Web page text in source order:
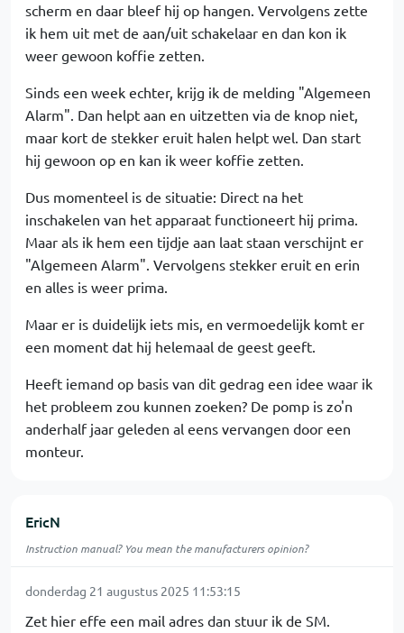
scherm en daar bleef hij op hangen. Vervolgens zette
ik hem uit met de aan/uit schakelaar en dan kon ik
weer gewoon koffie zetten.
Sinds een week echter, krijg ik de melding "Algemeen
Alarm". Dan helpt aan en uitzetten via de knop niet,
maar kort de stekker eruit halen helpt wel. Dan start
hij gewoon op en kan ik weer koffie zetten.
Dus momenteel is de situatie: Direct na het
inschakelen van het apparaat functioneert hij prima.
Maar als ik hem een tijdje aan laat staan verschijnt er
"Algemeen Alarm". Vervolgens stekker eruit en erin
en alles is weer prima.
Maar er is duidelijk iets mis, en vermoedelijk komt er
een moment dat hij helemaal de geest geeft.
Heeft iemand op basis van dit gedrag een idee waar ik
het probleem zou kunnen zoeken? De pomp is zo'n
anderhalf jaar geleden al eens vervangen door een
monteur.
EricN
Instruction manual? You mean the manufacturers opinion?
donderdag 21 augustus 2025 11:53:15
Zet hier effe een mail adres dan stuur ik de SM.